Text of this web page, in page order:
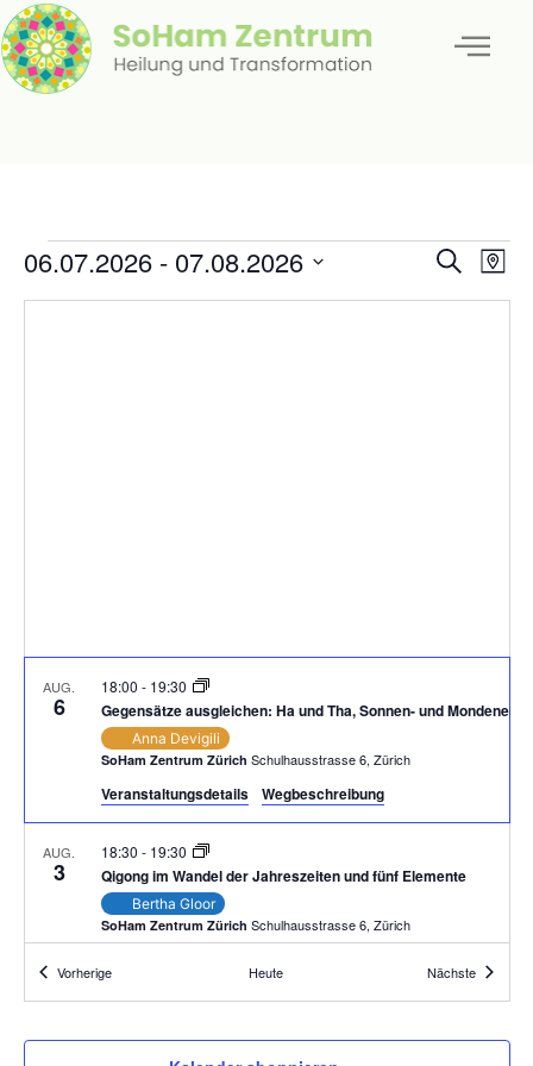
SucheKarte
06.07.2026 - 07.08.2026
auswählen.
AUG.
6 Gegensätze ausgleichen: Ha und Tha, Sonnen- und
18:00 - 19:30
Anna Devigili
SoHam Zentrum Zürich
Schulhausstrasse 6, Zürich
Veranstaltungsdetails Wegbeschreibung
AUG.
3 Qigong im Wandel der Jahreszeiten und fünf Elemente
18:30 - 19:30
Bertha Gloor
SoHam Zentrum Zürich
Schulhausstrasse 6, Zürich
30
Anna Devigili
SoHam Zentrum Zürich
VorherigeVeranstaltungen Heute Nächste